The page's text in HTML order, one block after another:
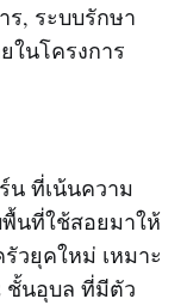
ร, ระบบรักษา
ในโครงการ
น ที่เน้นความ
พื้นที่ใช้สอยมาให้
วยุคใหม่ เหมาะ
ชั้นอุบล ที่มีตัว